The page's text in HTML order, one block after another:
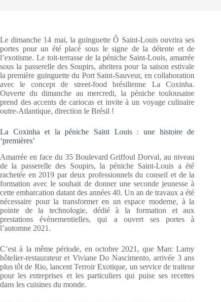
Le dimanche 14 mai, la guinguette Ô Saint-Louis ouvrira ses
portes pour un été placé sous le signe de la détente et de
l’exotisme. Le toit-terrasse de la péniche Saint-Louis, amarrée
sous la passerelle des Soupirs, abritera pour la saison estivale
la première guinguette du Port Saint-Sauveur, en collaboration
avec le concept de street-food brésilienne La Coxinha.
Ouverte du dimanche au mercredi, la péniche toulousaine
prend des accents de cariocas et invite à un voyage culinaire
outre-Atlantique, direction le Brésil !
La Coxinha et la péniche Saint Louis : une histoire de
‘premières’
Amarrée en face du 35 Boulevard Griffoul Dorval, au niveau
de la passerelle des Soupirs, la péniche Saint-Louis a été
rachetée en 2019 par deux professionnels du conseil et de la
formation avec le souhait de donner une seconde jeunesse à
cette embarcation datant des années 40. Un an de travaux a été
nécessaire pour la transformer en un espace moderne, à la
pointe de la technologie, dédié à la formation et aux
prestations évènementielles, qui a ouvert ses portes à
l’automne 2021.
C’est à la même période, en octobre 2021, que Marc Lamy
hôtelier-restaurateur et Viviane Do Nascimento, arrivée 3 ans
plus tôt de Rio, lancent Terroir Exotique, un service de traiteur
pour les entreprises et les particuliers qui puise ses recettes
dans les cuisines du monde.